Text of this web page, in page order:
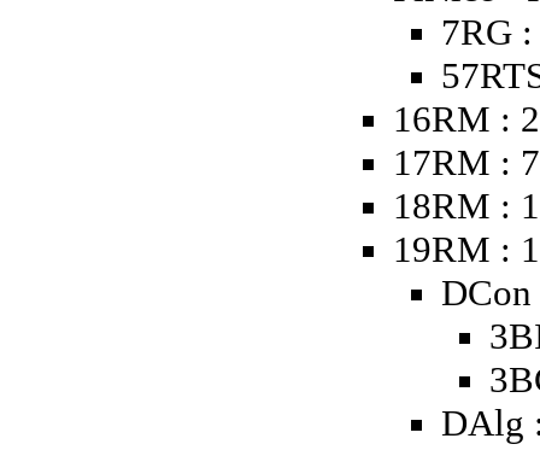
7RG
16RM :
17RM :
18RM :
19RM :
DCon
DAlg